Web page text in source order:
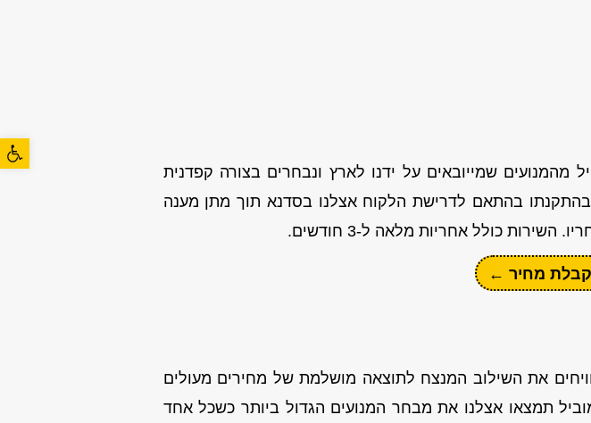
פתח
מהמנועים שמייובאים על ידנו לארץ ונבחרים בצורה קפדנית
בהתאם לדרישת הלקוח אצלנו בסדנא תוך מתן מענה
כולל אחריות מלאה ל-3 חודשים.
מחיר ←
את השילוב המנצח לתוצאה מושלמת של מחירים מעולים
תמצאו אצלנו את מבחר המנועים הגדול ביותר כשכל אחד